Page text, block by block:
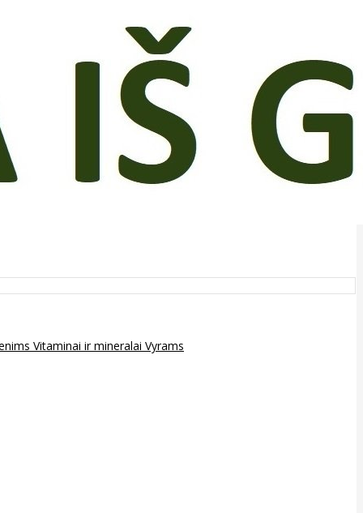
Vitaminai ir mineralai Vyrams